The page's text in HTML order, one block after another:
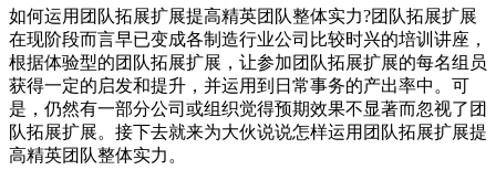
如何运用团队拓展扩展提高精英团队整体实力?团队拓展扩展
在现阶段而言早已变成各制造行业公司比较时兴的培训讲座，
根据体验型的团队拓展扩展，让参加团队拓展扩展的每名组员
获得一定的启发和提升，并运用到日常事务的产出率中。可
是，仍然有一部分公司或组织觉得预期效果不显著而忽视了团
队拓展扩展。接下去就来为大伙说说怎样运用团队拓展扩展提
高精英团队整体实力。